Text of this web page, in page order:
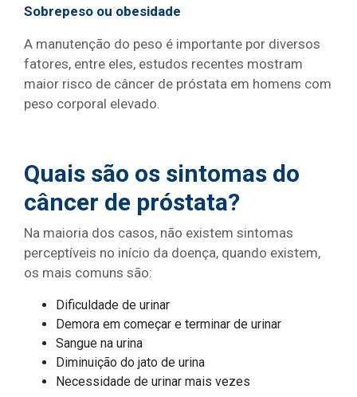
Sobrepeso ou obesidade
A manutenção do peso é importante por diversos
fatores, entre eles, estudos recentes mostram
maior risco de câncer de próstata em homens com
peso corporal elevado.
Quais são os sintomas do
câncer de próstata?
Na maioria dos casos, não existem sintomas
perceptíveis no início da doença, quando existem,
os mais comuns são:
Dificuldade de urinar
Demora em começar e terminar de urinar
Sangue na urina
Diminuição do jato de urina
Necessidade de urinar mais vezes